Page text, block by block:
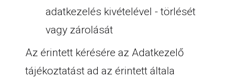
adatkezelés kivételével - törlését
vagy zárolását
Az érintett kérésére az Adatkezelő
tájékoztatást ad az érintett általa